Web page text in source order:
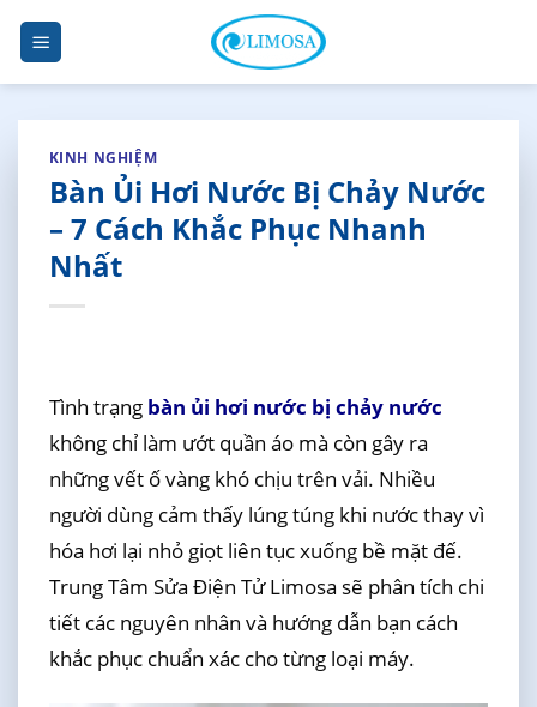
Skip
content
KINH NGHIỆM
Bàn Ủi Hơi Nước Bị Chảy Nước
– 7 Cách Khắc Phục Nhanh
Nhất
Tình trạng bàn ủi hơi nước bị chảy nước
không chỉ làm ướt quần áo mà còn gây ra
những vết ố vàng khó chịu trên vải. Nhiều
người dùng cảm thấy lúng túng khi nước thay vì
hóa hơi lại nhỏ giọt liên tục xuống bề mặt đế.
Trung Tâm Sửa Điện Tử Limosa sẽ phân tích chi
tiết các nguyên nhân và hướng dẫn bạn cách
khắc phục chuẩn xác cho từng loại máy.